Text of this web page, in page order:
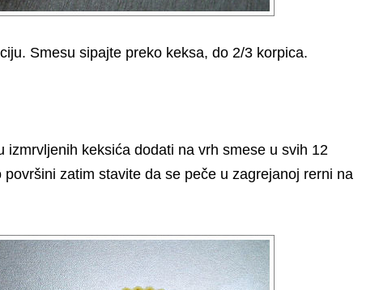
Smesu sipajte preko keksa, do 2/3 korpica.
keksića dodati na vrh smese u svih 12
zatim stavite da se peče u zagrejanoj rerni na